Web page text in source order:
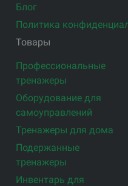
Блог
Политика
Товары
Профессиональные
тренажеры
Оборудование для
самоуправлений
Тренажеры для дома
Подержанные
тренажеры
Инвентарь для